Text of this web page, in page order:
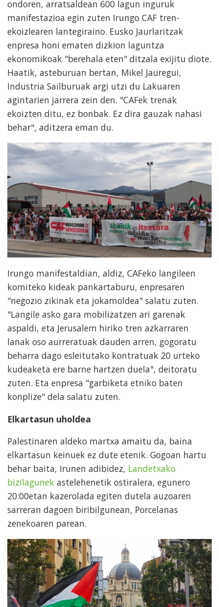
ondoren, arratsaldean 600 lagun inguruk
manifestazioa egin zuten Irungo CAF tren-
ekoizlearen lantegiraino. Eusko Jaurlaritzak
enpresa honi ematen dizkion laguntza
ekonomikoak "berehala eten" ditzala exijitu diote.
Haatik, asteburuan bertan, Mikel Jauregui,
Industria Sailburuak argi utzi du Lakuaren
agintarien jarrera zein den. "CAFek trenak
ekoizten ditu, ez bonbak. Ez dira gauzak nahasi
behar", aditzera eman du.
Irungo manifestaldian, aldiz, CAFeko langileen
komiteko kideak pankartaburu, enpresaren
"negozio zikinak eta jokamoldea" salatu zuten.
"Langile asko gara mobilizatzen ari garenak
aspaldi, eta Jerusalem hiriko tren azkarraren
lanak oso aurreratuak dauden arren, gogoratu
beharra dago esleitutako kontratuak 20 urteko
kudeaketa ere barne hartzen duela", deitoratu
zuten. Eta enpresa "garbiketa etniko baten
konplize" dela salatu zuten.
Elkartasun uholdea
Palestinaren aldeko martxa amaitu da, baina
elkartasun keinuek ez dute etenik. Gogoan hartu
behar baita, Irunen adibidez, Landetxako
bizilagunek astelehenetik ostiralera, egunero
20:00etan kazerolada egiten dutela auzoaren
sarreran dagoen biribilgunean, Porcelanas
zenekoaren parean.